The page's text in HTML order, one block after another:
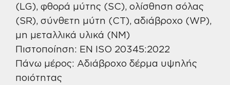
(LG), φθορά μύτης (SC), ολίσθηση σόλας
(SR), σύνθετη μύτη (CT), αδιάβροχο (WP),
μη μεταλλικά υλικά (NM)
Πιστοποίηση: EN ISO 20345:2022
Πάνω μέρος: Αδιάβροχο δέρμα υψηλής
ποιότητας